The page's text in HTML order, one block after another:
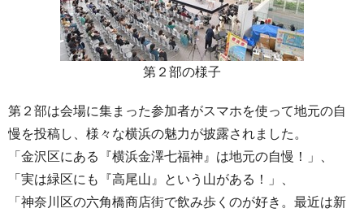
第２部の様子
第２部は会場に集まった参加者がスマホを使って地元の自
慢を投稿し、様々な横浜の魅力が披露されました。
「金沢区にある『横浜金澤七福神』は地元の自慢！」、
「実は緑区にも『高尾山』という山がある！」、
「神奈川区の六角橋商店街で飲み歩くのが好き。最近は新